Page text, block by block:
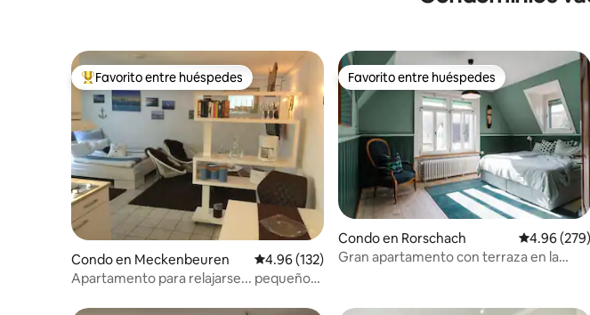
Favorito entre huéspedes preferido
Favorito entre huéspedes
Condo en Meckenbeuren Calificación promedio: 4.96 de 5, 132 reseñas
4.96 (132)
Apartamento para relajarse... pequeño
Favorito entre huéspedes
Favorito entre huéspedes
Condo en Rorschach
4.96 (279)
Gran apartamento con terraza en la